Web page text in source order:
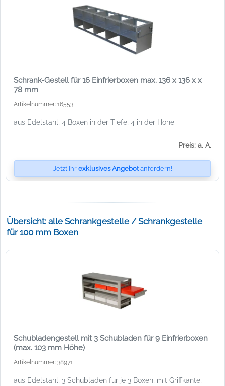
Schrank-Gestell für 16 Einfrierboxen max. 136 x 136 x x
78 mm
Artikelnummer: 16553
aus Edelstahl, 4 Boxen in der Tiefe, 4 in der Höhe
Preis: a. A.
Jetzt Ihr exklusives Angebotanfordern!
Übersicht: alle Schrankgestelle / Schrankgestelle
für 100 mm Boxen
Schubladengestell mit 3 Schubladen für 9 Einfrierboxen
(max. 103 mm Höhe)
Artikelnummer: 38971
aus Edelstahl, 3 Schubladen für je 3 Boxen, mit Griffkante,